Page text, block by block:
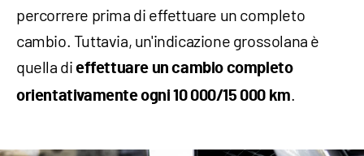
percorrere prima di effettuare un completo
cambio. Tuttavia, un'indicazione grossolana è
quella di effettuare un cambio completo
orientativamente ogni 10 000/15 000 km.